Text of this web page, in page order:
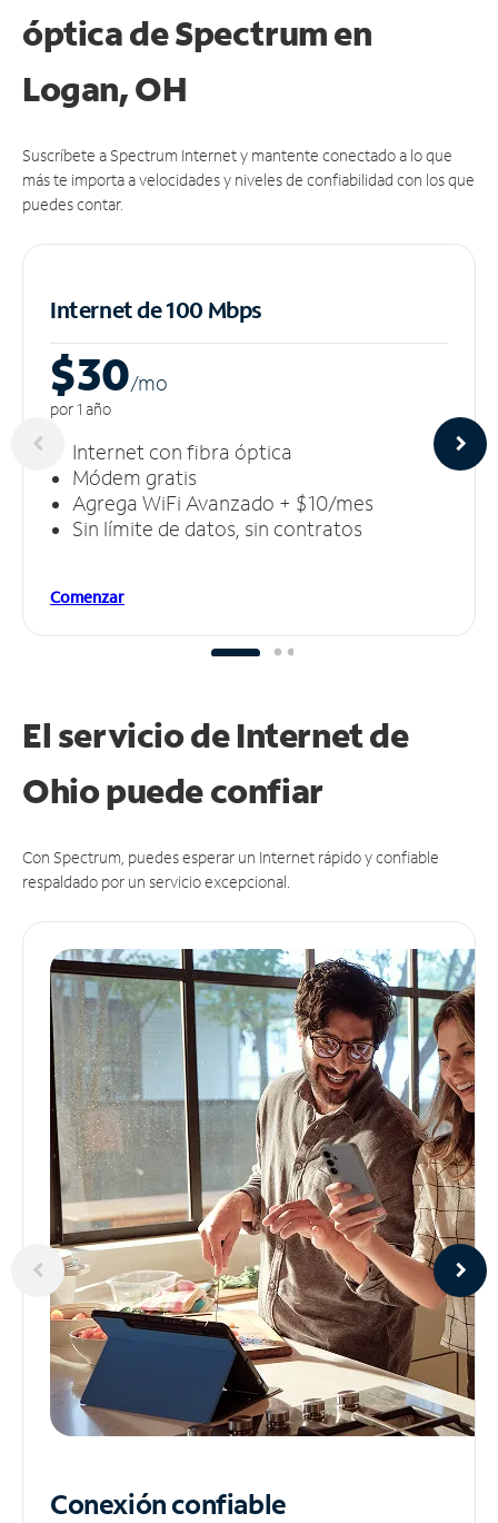
óptica de Spectrum en
Logan, OH
Suscríbete a Spectrum Internet y mantente conectado a lo que
más te importa a velocidades y niveles de confiabilidad con los que
puedes contar.
Internet de 100 Mbps
$30/mo
por 1 año
Internet con fibra óptica
Módem gratis
Agrega WiFi Avanzado + $10/mes
Sin límite de datos, sin contratos
Comenzar
El servicio de Internet de
Ohio puedeconfiar
Con Spectrum, puedes esperar un Internet rápido y confiable
respaldado por un servicio excepcional.
Conexión confiable